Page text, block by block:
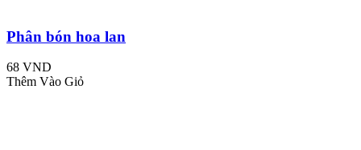
Phân bón hoa lan
68 VND
Thêm Vào Giỏ